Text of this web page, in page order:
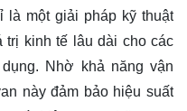
là một giải pháp kỹ thuật
trị kinh tế lâu dài cho các
Nhờ khả năng vận
này đảm bảo hiệu suất